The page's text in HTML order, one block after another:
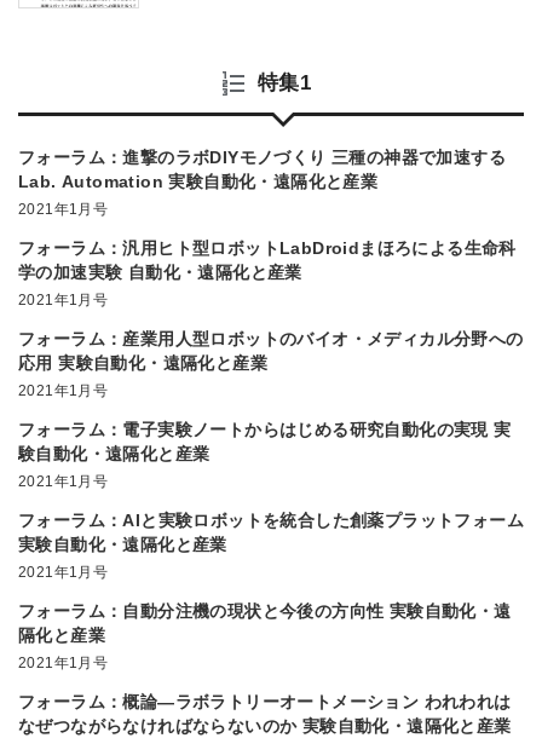
特集1
フォーラム：進撃のラボDIYモノづくり 三種の神器で加速する
Lab. Automation 実験自動化・遠隔化と産業
2021年1月号
フォーラム：汎用ヒト型ロボットLabDroidまほろによる生命科
学の加速実験 自動化・遠隔化と産業
2021年1月号
フォーラム：産業用人型ロボットのバイオ・メディカル分野への
応用 実験自動化・遠隔化と産業
2021年1月号
フォーラム：電子実験ノートからはじめる研究自動化の実現 実
験自動化・遠隔化と産業
2021年1月号
フォーラム：AIと実験ロボットを統合した創薬プラットフォーム
実験自動化・遠隔化と産業
2021年1月号
フォーラム：自動分注機の現状と今後の方向性 実験自動化・遠
隔化と産業
2021年1月号
フォーラム：概論―ラボラトリーオートメーション われわれは
なぜつながらなければならないのか 実験自動化・遠隔化と産業